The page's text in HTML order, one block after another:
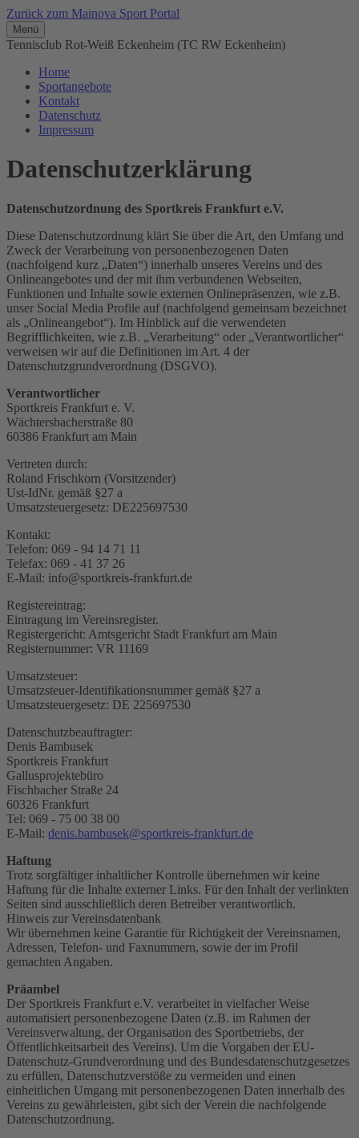
Zurück zum Mainova Sport Portal
Menü
Tennisclub Rot-Weiß Eckenheim (TC RW Eckenheim)
Home
Sportangebote
Kontakt
Datenschutz
Impressum
Datenschutzerklärung
Datenschutzordnung des Sportkreis Frankfurt e.V.
Diese Datenschutzordnung klärt Sie über die Art, den Umfang und
Zweck der Verarbeitung von personenbezogenen Daten
(nachfolgend kurz „Daten“) innerhalb unseres Vereins und des
Onlineangebotes und der mit ihm verbundenen Webseiten,
Funktionen und Inhalte sowie externen Onlinepräsenzen, wie z.B.
unser Social Media Profile auf (nachfolgend gemeinsam bezeichnet
als „Onlineangebot“). Im Hinblick auf die verwendeten
Begrifflichkeiten, wie z.B. „Verarbeitung“ oder „Verantwortlicher“
verweisen wir auf die Definitionen im Art. 4 der
Datenschutzgrundverordnung (DSGVO).
Verantwortlicher
Sportkreis Frankfurt e. V.
Wächtersbacherstraße 80
60386 Frankfurt am Main
Vertreten durch:
Roland Frischkorn (Vorsitzender)
Ust-IdNr. gemäß §27 a
Umsatzsteuergesetz: DE225697530
Kontakt:
Telefon: 069 - 94 14 71 11
Telefax: 069 - 41 37 26
E-Mail: info@sportkreis-frankfurt.de
Registereintrag:
Eintragung im Vereinsregister.
Registergericht: Amtsgericht Stadt Frankfurt am Main
Registernummer: VR 11169
Umsatzsteuer:
Umsatzsteuer-Identifikationsnummer gemäß §27 a
Umsatzsteuergesetz: DE 225697530
Datenschutzbeauftragter:
Denis Bambusek
Sportkreis Frankfurt
Gallusprojektebüro
Fischbacher Straße 24
60326 Frankfurt
Tel: 069 - 75 00 38 00
E-Mail: denis.bambusek@sportkreis-frankfurt.de
Haftung
Trotz sorgfältiger inhaltlicher Kontrolle übernehmen wir keine
Haftung für die Inhalte externer Links. Für den Inhalt der verlinkten
Seiten sind ausschließlich deren Betreiber verantwortlich.
Hinweis zur Vereinsdatenbank
Wir übernehmen keine Garantie für Richtigkeit der Vereinsnamen,
Adressen, Telefon- und Faxnummern, sowie der im Profil
gemachten Angaben.
Präambel
Der Sportkreis Frankfurt e.V. verarbeitet in vielfacher Weise
automatisiert personenbezogene Daten (z.B. im Rahmen der
Vereinsverwaltung, der Organisation des Sportbetriebs, der
Öffentlichkeitsarbeit des Vereins). Um die Vorgaben der EU-
Datenschutz-Grundverordnung und des Bundesdatenschutzgesetzes
zu erfüllen, Datenschutzverstöße zu vermeiden und einen
einheitlichen Umgang mit personenbezogenen Daten innerhalb des
Vereins zu gewährleisten, gibt sich der Verein die nachfolgende
Datenschutzordnung.